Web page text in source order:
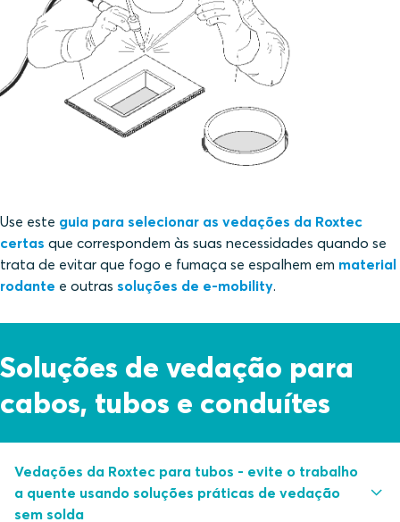
Use este guia para selecionar as vedações da Roxtec
certas que correspondem às suas necessidades quando se
trata de evitar que fogo e fumaça se espalhem em material
rodante e outras soluções de e-mobility.
Soluções de vedação para
cabos, tubos e conduítes
Vedações da Roxtec para tubos - evite o trabalho
a quente usando soluções práticas de vedação
sem solda